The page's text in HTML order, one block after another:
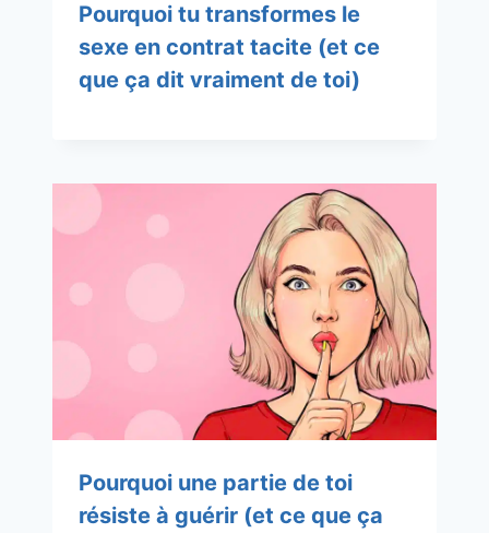
Pourquoi tu transformes le
sexe en contrat tacite (et ce
que ça dit vraiment de toi)
Pourquoi une partie de toi
résiste à guérir (et ce que ça